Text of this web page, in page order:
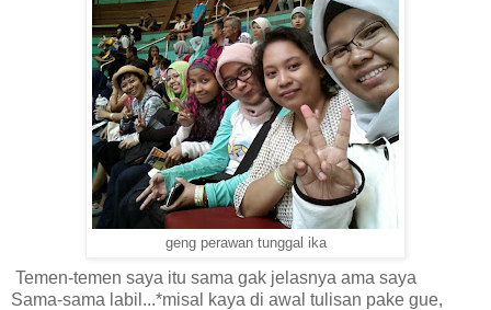
geng perawan tunggal ika
Temen-temen saya itu sama gak jelasnya ama saya
Sama-sama labil...*misal kaya di awal tulisan pake gue,